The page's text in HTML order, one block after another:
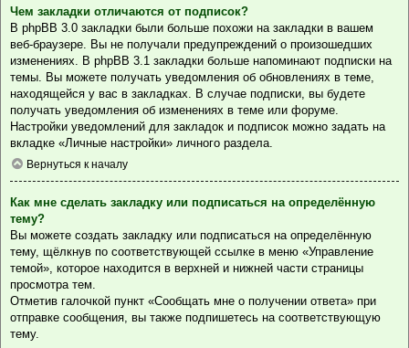
Чем закладки отличаются от подписок?
В phpBB 3.0 закладки были больше похожи на закладки в вашем
веб-браузере. Вы не получали предупреждений о произошедших
изменениях. В phpBB 3.1 закладки больше напоминают подписки на
темы. Вы можете получать уведомления об обновлениях в теме,
находящейся у вас в закладках. В случае подписки, вы будете
получать уведомления об изменениях в теме или форуме.
Настройки уведомлений для закладок и подписок можно задать на
вкладке «Личные настройки» личного раздела.
Вернуться к началу
Как мне сделать закладку или подписаться на определённую
тему?
Вы можете создать закладку или подписаться на определённую
тему, щёлкнув по соответствующей ссылке в меню «Управление
темой», которое находится в верхней и нижней части страницы
просмотра тем.
Отметив галочкой пункт «Сообщать мне о получении ответа» при
отправке сообщения, вы также подпишетесь на соответствующую
тему.